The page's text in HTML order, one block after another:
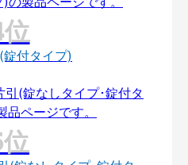
付タイプ)